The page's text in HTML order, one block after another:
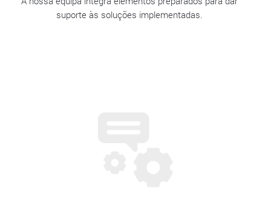
suporte às soluções implementadas.